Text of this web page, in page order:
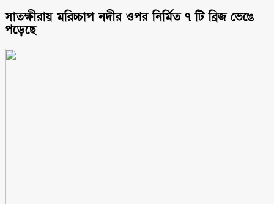
সাতক্ষীরায় মরিচ্চাপ নদীর ওপর নির্মিত ৭ টি ব্রিজ ভেঙে
পড়েছে